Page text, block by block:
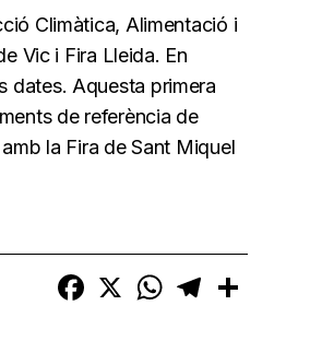
Climàtica, Alimentació i
Vic i Fira Lleida. En
dates. Aquesta primera
de referència de
la Fira de Sant Miquel
Facebook
X WhatsAppTelegram